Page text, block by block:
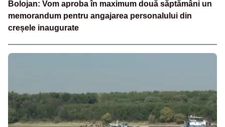
Bolojan: Vom aproba în maximum două săptămâni un
memorandum pentru angajarea personalului din
creșele inaugurate